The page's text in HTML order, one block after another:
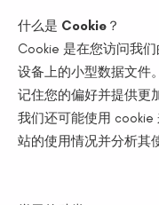
什么是 Cookie？
Cookie 是在您访问我
设备上的小型数据文件
记住您的偏好并提供更
我们还可能使用 cookie
站的使用情况并分析其